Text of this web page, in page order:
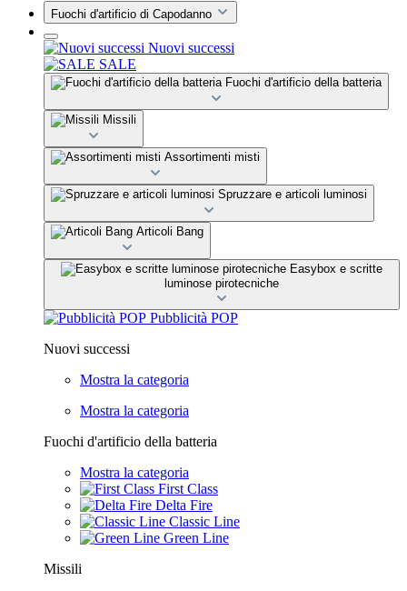
Fuochi d'artificio di Capodanno
Nuovi successi
SALE
Fuochi d'artificio della batteria
Missili
Assortimenti misti
Spruzzare e articoli luminosi
Articoli Bang
Easybox e scritte
luminose pirotecniche
Pubblicità POP
Nuovi successi
Mostra la categoria
Mostra la categoria
Fuochi d'artificio della batteria
Mostra la categoria
First Class
Delta Fire
Classic Line
Green Line
Missili